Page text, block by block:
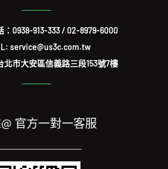
0938-913-333/02-8979-6000
service@us3c.com.tw
北市大安區信義路三段153號7樓
官方一對一客服